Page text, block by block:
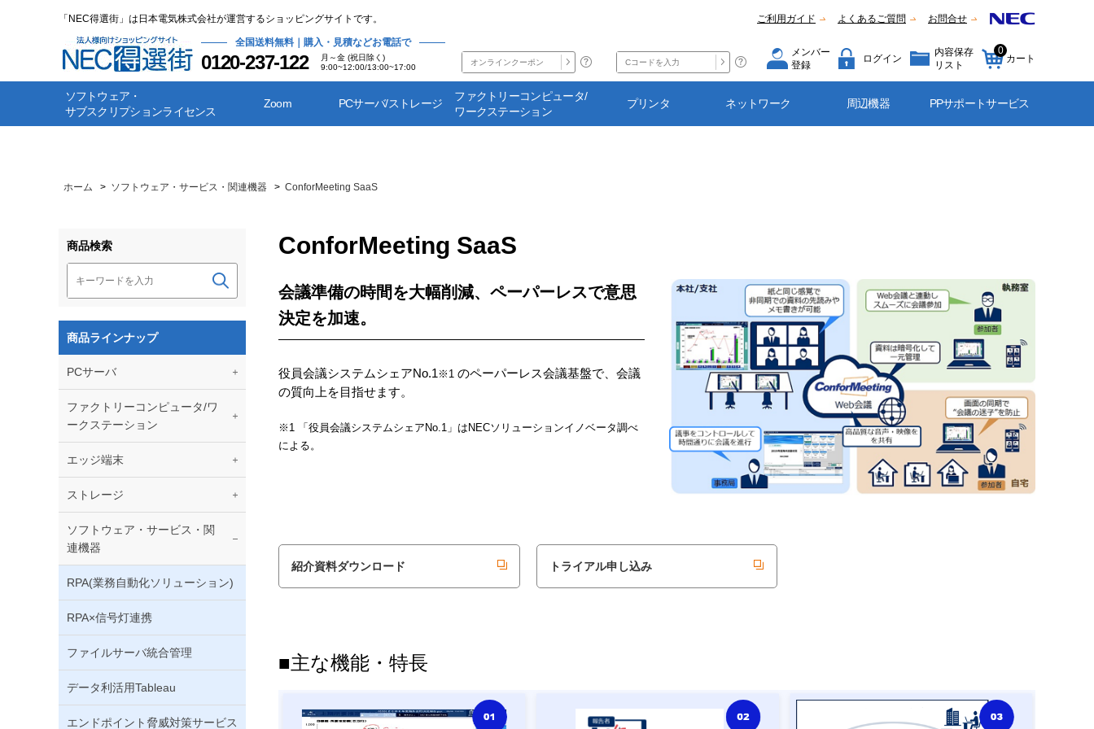
「NEC得選街」は日本電気株式会社が運営するショッピングサイトです。 ご利用ガイド よくあるご質問 お問合せ
全国送料無料｜購入・見積などお電話で
0120-237-122
月～金 (祝日除く)
9:00~12:00/13:00~17:00
メンバー
登録
ログイン
内容保存
リスト
0
カート
ソフトウェア・
サブスクリプションライセンス
Zoom PCサーバ/ストレージ
ファクトリーコンピュータ/
ワークステーション
プリンタ ネットワーク 周辺機器 PPサポートサービス
ホーム > ソフトウェア・サービス・関連機器 > ConforMeeting SaaS
商品検索
商品ラインナップ
PCサーバ
ファクトリーコンピュータ/ワ
ークステーション
エッジ端末
ストレージ
ソフトウェア・サービス・関
連機器
RPA(業務自動化ソリューション)
RPA×信号灯連携
ファイルサーバ統合管理
データ利活用Tableau
エンドポイント脅威対策サービス
ConforMeeting SaaS
会議準備の時間を大幅削減、ペーパーレスで意思
決定を加速。
役員会議システムシェアNo.1 ※1 のペーパーレス会議基盤で、会議
の質向上を目指せます。
※1 「役員会議システムシェアNo.1」はNECソリューションイノベータ調べ
による。
紹介資料ダウンロード トライアル申し込み
■主な機能・特長